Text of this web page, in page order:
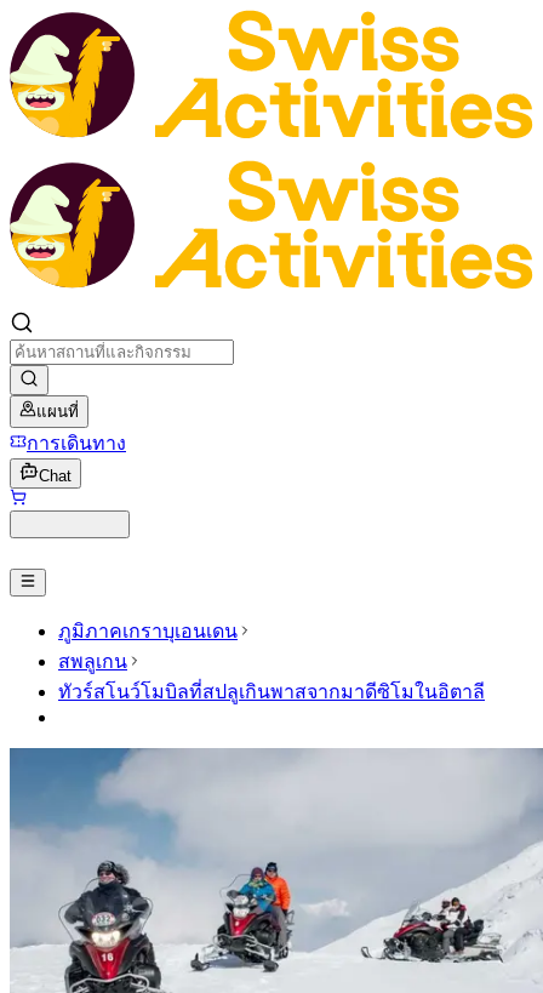
แผนที่
การเดินทาง
Chat
ภูมิภาคเกราบุเอนเดน
สพลูเกน
ทัวร์สโนว์โมบิลที่สปลูเกินพาสจากมาดีซิโมในอิตาลี